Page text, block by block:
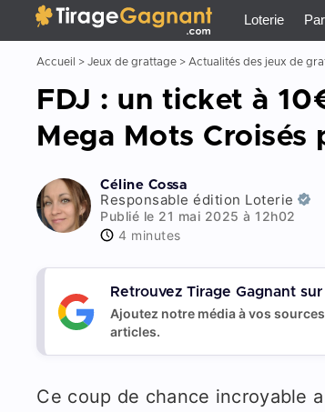
Tirage Gagnant
Loterie
Accueil >Jeux de grattage > Actualités des jeux de
FDJ : un ticket à
Mega Mots
Céline Cossa
Responsable édition Loterie
Publié le 21 mai 2025 à 12h02
4 minutes
Retrouvez Tirage Gagnant
Ajoutez notre média à vos
articles.
Ce coup de chance incroyable